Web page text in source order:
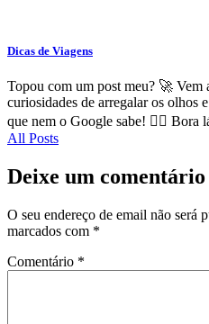
Dicas de Viagens
Topou com um post meu? 🚀 Vem
curiosidades de arregalar os olhos
que nem o Google sabe! 🕵️‍♂️ Bora
All Posts
Deixe um comentário
O seu endereço de email não será
marcados com *
Comentário *